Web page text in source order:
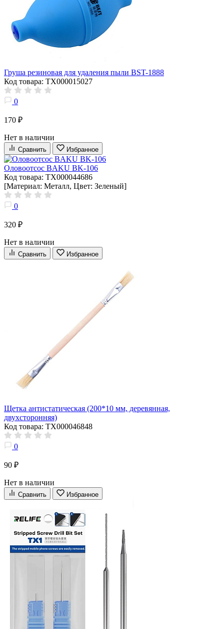
Груша резиновая для удаления пыли BST-1888
Код товара: ТХ000015027
0
170 ₽
Нет в наличии
Сравнить Избранное
Оловоотсос BAKU BK-106
Код товара: ТХ000044686
[Материал: Металл, Цвет: Зеленый]
0
320 ₽
Нет в наличии
Сравнить Избранное
Щетка антистатическая (200*10 мм, деревянная,
двухсторонняя)
Код товара: ТХ000046848
0
90 ₽
Нет в наличии
Сравнить Избранное